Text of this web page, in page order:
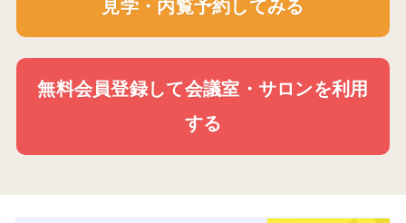
見学・内覧予約してみる
無料会員登録して会議室・サロンを利用
する